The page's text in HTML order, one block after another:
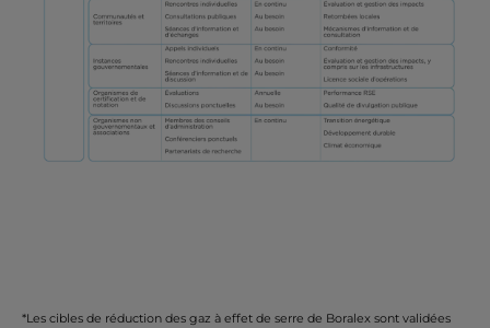
*Les cibles de réduction des gaz à effet de serre de Boralex sont validées